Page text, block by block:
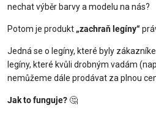
nechat výběr barvy a modelu na nás?
Potom je produkt „zachraň legíny“
Jedná se o legíny, které byly
legíny, které kvůli drobným vadám
nemůžeme dále prodávat za plnou
Jak to funguje?🤔